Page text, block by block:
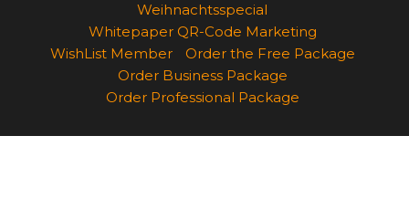
Weihnachtsspecial
Whitepaper QR-Code Marketing
WishList Member
Order the Free Package
Order Business Package
Order Professional Package